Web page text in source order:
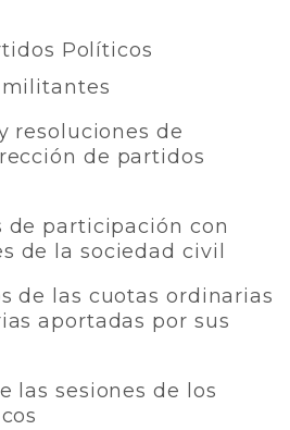
Políticos
militantes
resoluciones de
de partidos
de participación con
de la sociedad civil
de las cuotas ordinarias
aportadas por sus
las sesiones de los